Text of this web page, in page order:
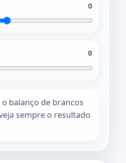
0
0
balanço de brancos
sempre o resultado